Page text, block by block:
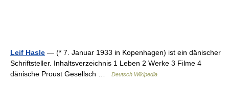
Leif Hasle — (* 7. Januar 1933 in Kopenhagen) ist ein dänischer
Schriftsteller. Inhaltsverzeichnis 1 Leben 2 Werke 3 Filme 4
dänische Proust Gesellsch …
Deutsch Wikipedia